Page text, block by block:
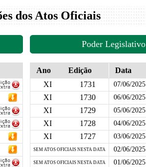
dos Atos Oficiais
Poder Legislativo
Ano Edição
Data
XI
1731 07/06/2025
XI 1730 06/06/2025
XI 1729 05/06/2025
XI 1728 04/06/2025
XI 1727 03/06/2025
SEM ATOS OFICIAIS NESTA DATA 02/06/2025
SEM ATOS OFICIAIS NESTA DATA 01/06/2025